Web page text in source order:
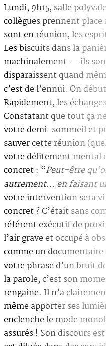
Lundi, 9h15, salle
collègues prennent
sont en réunion, les
Les biscuits dans la
machinalement — ils
disparaissent quand
c’est de l’ennui. On
Rapidement, les
Constatant que tout ça
votre demi-sommeil et
sauver cette réunion
votre délitement mental
concret : “Peut-être
autrement… en faisant
votre intervention sera
concret ? C’était sans
référent exécutif de
l’air grave et occupé à
comme un
votre phrase d’un bruit
la parole, c’est son
rengaine. Il n’a
même apporter ses
enclenche le mode
assurés ! Son discours